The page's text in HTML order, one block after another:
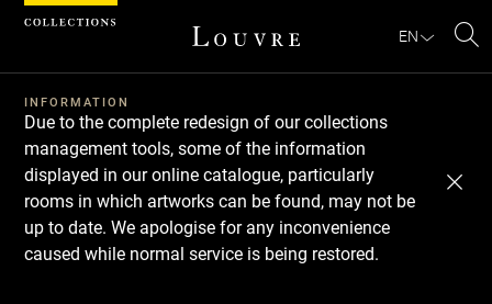
EN
INFORMATION
Due to the complete redesign of our collections
management tools, some of the information
displayed in our online catalogue, particularly
rooms in which artworks can be found, may not be
up to date. We apologise for any inconvenience
caused while normal service is being restored.
Cookies management panel